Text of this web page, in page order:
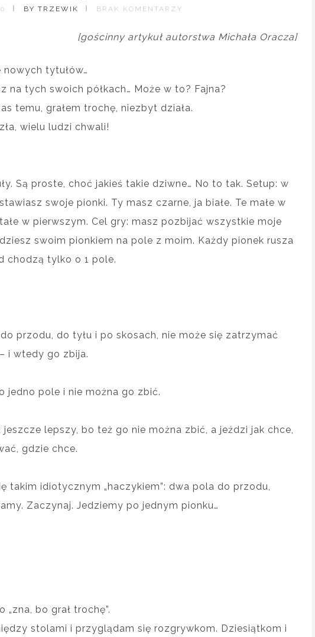
BY TRZEWIK BRAK KOMENTARZY
[gościnny artykuł autorstwa Michała Oracza]
tytułów…
na tych swoich półkach… Może w to? Fajna?
temu, grałem trochę, niezbyt działa.
wielu ludzi chwali!
Są proste, choć jakieś takie dziwne… No to tak. Setup: w
swoje pionki. Ty masz czarne, ja białe. Te małe w
w pierwszym. Cel gry: masz pozbijać wszystkie moje
swoim pionkiem na pole z moim. Każdy pionek rusza
chodzą tylko o 1 pole.
przodu, do tyłu i po skosach, nie może się zatrzymać
i wtedy go zbija.
jedno pole i nie można go zbić.
lepszy, bo też go nie można zbić, a jeździ jak chce,
gdzie chce.
takim idiotycznym „haczykiem”: dwa pola do przodu,
Zaczynaj. Jedziemy po jednym pionku…
bo grał trochę”.
stolami i przyglądam się rozgrywkom. Dziesiątkom i